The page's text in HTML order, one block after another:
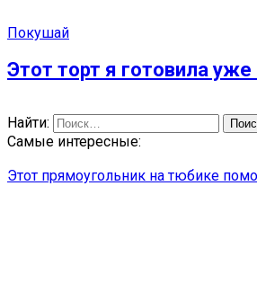
Покушай
Этот торт я готовила
Найти:
Самые интересные:
Этот прямоугольник на тюбике